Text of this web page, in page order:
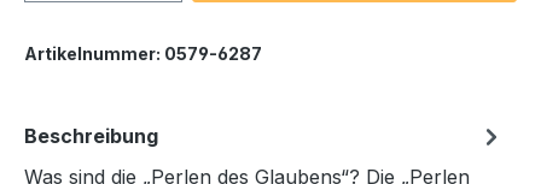
Artikelnummer: 0579-6287
Beschreibung
Was sind die „Perlen des Glaubens“? Die „Perlen